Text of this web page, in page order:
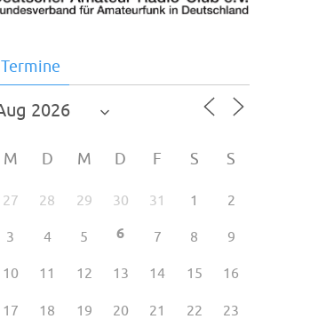
Termine
M D M D F S S
27 28 29 30 31 1 2
3 4 5 6 7 8 9
10 11 12 13 14 15 16
17 18 19 20 21 22 23